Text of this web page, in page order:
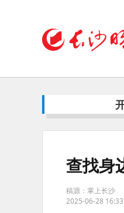
查找身
稿源：掌上长沙
2025-06-28 16:33